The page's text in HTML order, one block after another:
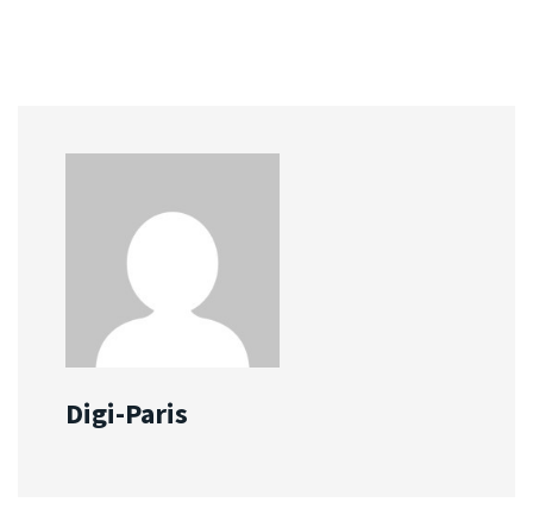
Digi-Paris